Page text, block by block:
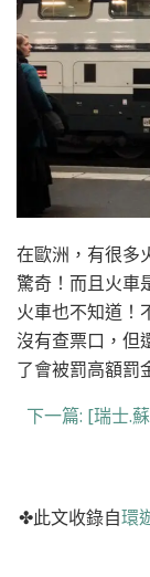
在歐洲，有很多
驚奇！而且火車
火車也不知道！
沒有查票口，但
了會被罰高額罰
下一篇: [瑞士.
✤此文收錄自環